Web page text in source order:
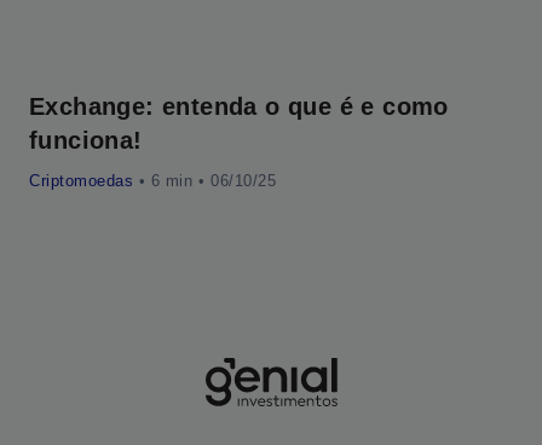
Exchange: entenda o que é e como
funciona!
Criptomoedas • • 06/10/25